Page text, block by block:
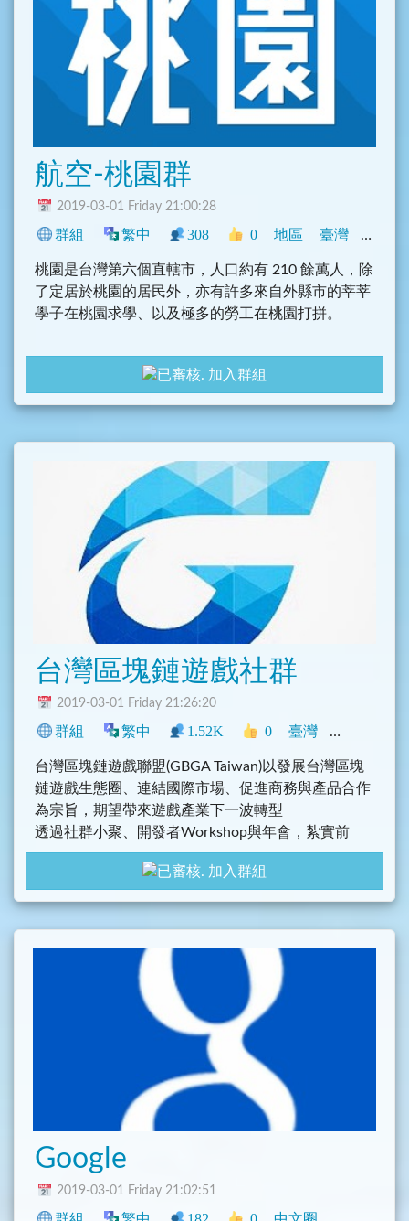
航空-桃園群
2019-03-01 Friday 21:00:28
群組 繁中 308 0 地區 臺灣 旅遊
桃園是台灣第六個直轄市，人口約有 210 餘萬人，除
了定居於桃園的居民外，亦有許多來自外縣市的莘莘
學子在桃園求學、以及極多的勞工在桃園打拼。
加入群組
台灣區塊鏈遊戲社群
2019-03-01 Friday 21:26:20
群組 繁中 1.52K 0 臺灣 程式
台灣區塊鏈遊戲聯盟(GBGA Taiwan)以發展台灣區塊
鏈遊戲生態圈、連結國際市場、促進商務與產品合作
為宗旨，期望帶來遊戲產業下一波轉型
透過社群小聚、開發者Workshop與年會，紮實前
進，創造鏈遊無限可能性
加入群組
Google
2019-03-01 Friday 21:02:51